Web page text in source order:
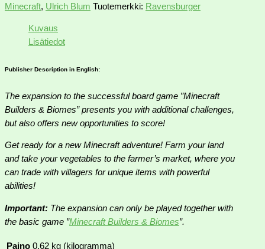
Minecraft, Ulrich Blum Tuotemerkki: Ravensburger
Kuvaus
Lisätiedot
Publisher Description in English:
The expansion to the successful board game ”Minecraft
Builders & Biomes” presents you with additional challenges,
but also offers new opportunities to score!
Get ready for a new Minecraft adventure! Farm your land
and take your vegetables to the farmer’s market, where you
can trade with villagers for unique items with powerful
abilities!
Important: The expansion can only be played together with
the basic game ”Minecraft Builders & Biomes”.
Paino 0,62 kg (kilogramma)